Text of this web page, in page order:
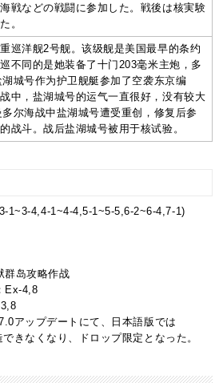
戦などの戦闘に参加した。戦後は核実験
。
巡洋舰2号舰。该级舰是美国最早的条约
不同的是她装备了十门203毫米主炮，多
城号作为护卫舰艇参加了空袭东京编
中，盐湖城号的运气一直很好，没有较大
尔海战中盐湖城号遭受重创，修复后参
战斗。战后盐湖城号被用于核试验。
1~3-4,4-1~4-4,5-1~5-5,6-2~6-4,7-1)
群岛攻略作战
Ex-4,8
3,8
アップデートにて、日本語版では
きなくなり、ドロップ限定となった。